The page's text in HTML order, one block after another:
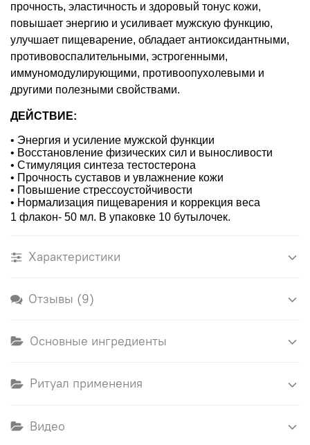
прочность, эластичность и здоровый тонус кожи,
повышает энергию и усиливает мужскую функцию,
улучшает пищеварение, обладает антиоксидантными,
противовоспалительными, эстрогенными,
иммуномодулирующими, противоопухолевыми и
другими полезными свойствами.
ДЕЙСТВИЕ:
• Энергия и усиление мужской функции
• Восстановление физических сил и выносливости
• Стимуляция синтеза тестостерона
• Прочность суставов и увлажнение кожи
• Повышение стрессоустойчивости
• Нормализация пищеварения и коррекция веса
1 флакон- 50 мл. В упаковке 10 бутылочек.
Характеристики
Отзывы (9)
Основные ингредиенты
Ритуал применения
Видео